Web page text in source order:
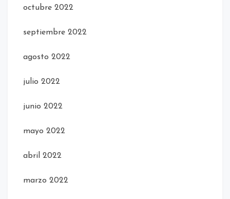
octubre 2022
septiembre 2022
agosto 2022
julio 2022
junio 2022
mayo 2022
abril 2022
marzo 2022